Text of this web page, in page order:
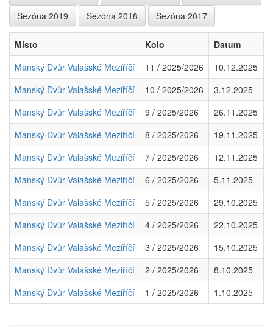
Sezóna 2019
Sezóna 2018 Sezóna 2017
Místo Kolo Datum
Manský Dvůr Valašské Meziříčí
11 / 2025/2026 10.12.2025
Manský Dvůr Valašské Meziříčí
10 / 2025/2026 3.12.2025
Manský Dvůr Valašské Meziříčí
9 / 2025/2026 26.11.2025
Manský Dvůr Valašské Meziříčí
8 / 2025/2026 19.11.2025
Manský Dvůr Valašské Meziříčí
7 / 2025/2026 12.11.2025
Manský Dvůr Valašské Meziříčí
6 / 2025/2026 5.11.2025
Manský Dvůr Valašské Meziříčí
5 / 2025/2026 29.10.2025
Manský Dvůr Valašské Meziříčí
4 / 2025/2026 22.10.2025
Manský Dvůr Valašské Meziříčí
3 / 2025/2026 15.10.2025
Manský Dvůr Valašské Meziříčí
2 / 2025/2026 8.10.2025
Manský Dvůr Valašské Meziříčí
1 / 2025/2026 1.10.2025